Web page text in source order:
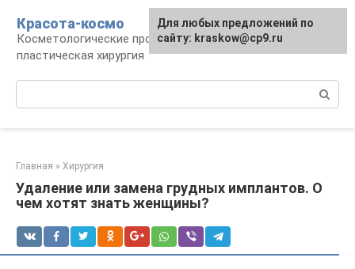
контенту
Красота-космо
Косметологические процедуры,
пластическая хирургия
Главная » Хирургия
Удаление или замена грудных имплантов. О
чем хотят знать женщины?
Для любых предложений по
сайту: kraskow@cp9.ru